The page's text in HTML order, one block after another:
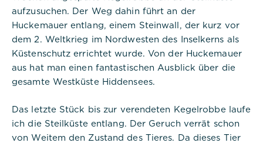
aufzusuchen. Der Weg dahin führt an der
Huckemauer entlang, einem Steinwall, der kurz vor
dem 2. Weltkrieg im Nordwesten des Inselkerns als
Küstenschutz errichtet wurde. Von der Huckemauer
aus hat man einen fantastischen Ausblick über die
gesamte Westküste Hiddensees.
Das letzte Stück bis zur verendeten Kegelrobbe laufe
ich die Steilküste entlang. Der Geruch verrät schon
von Weitem den Zustand des Tieres. Da dieses Tier
Titel:
dpconsentmanagement
Anbieter:
Commerzbank Umweltpraktikum
Cookie Name:
dpconsentmanagement